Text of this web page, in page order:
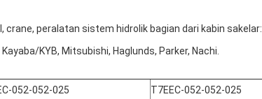
peralatan sistem hidrolik bagian dari kabin sakelar:
KYB, Mitsubishi, Haglunds, Parker, Nachi.
052-052-025 T7EEC-052-052-025